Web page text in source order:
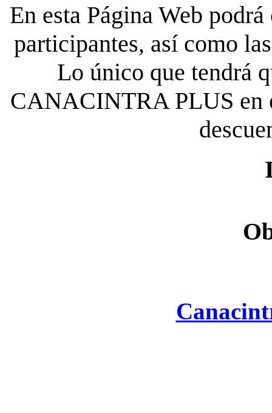
En esta Página Web
participantes, así como
Lo único que tendrá
CANACINTRA PLUS en